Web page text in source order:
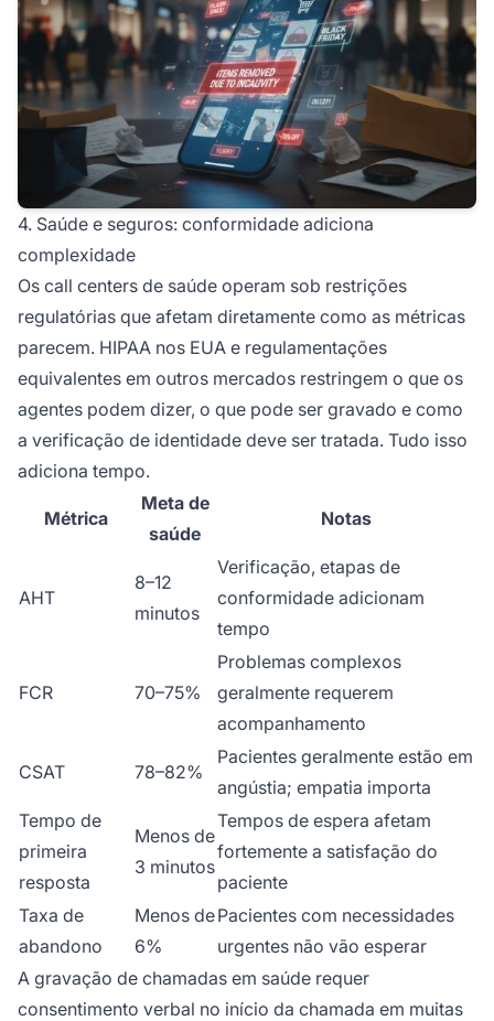
4. Saúde e seguros: conformidade adiciona
complexidade
Os call centers de saúde operam sob restrições
regulatórias que afetam diretamente como as métricas
parecem. HIPAA nos EUA e regulamentações
equivalentes em outros mercados restringem o que os
agentes podem dizer, o que pode ser gravado e como
a verificação de identidade deve ser tratada. Tudo isso
adiciona tempo.
Métrica
Meta de
saúde
Notas
AHT
8–12
minutos
Verificação, etapas de
conformidade adicionam
tempo
FCR 70–75%
Problemas complexos
geralmente requerem
acompanhamento
CSAT 78–82%
Pacientes geralmente estão em
angústia; empatia importa
Tempo de
primeira
resposta
Menos de
3 minutos
Tempos de espera afetam
fortemente a satisfação do
paciente
Taxa de
abandono
Menos de
6%
Pacientes com necessidades
urgentes não vão esperar
A gravação de chamadas em saúde requer
consentimento verbal no início da chamada em muitas